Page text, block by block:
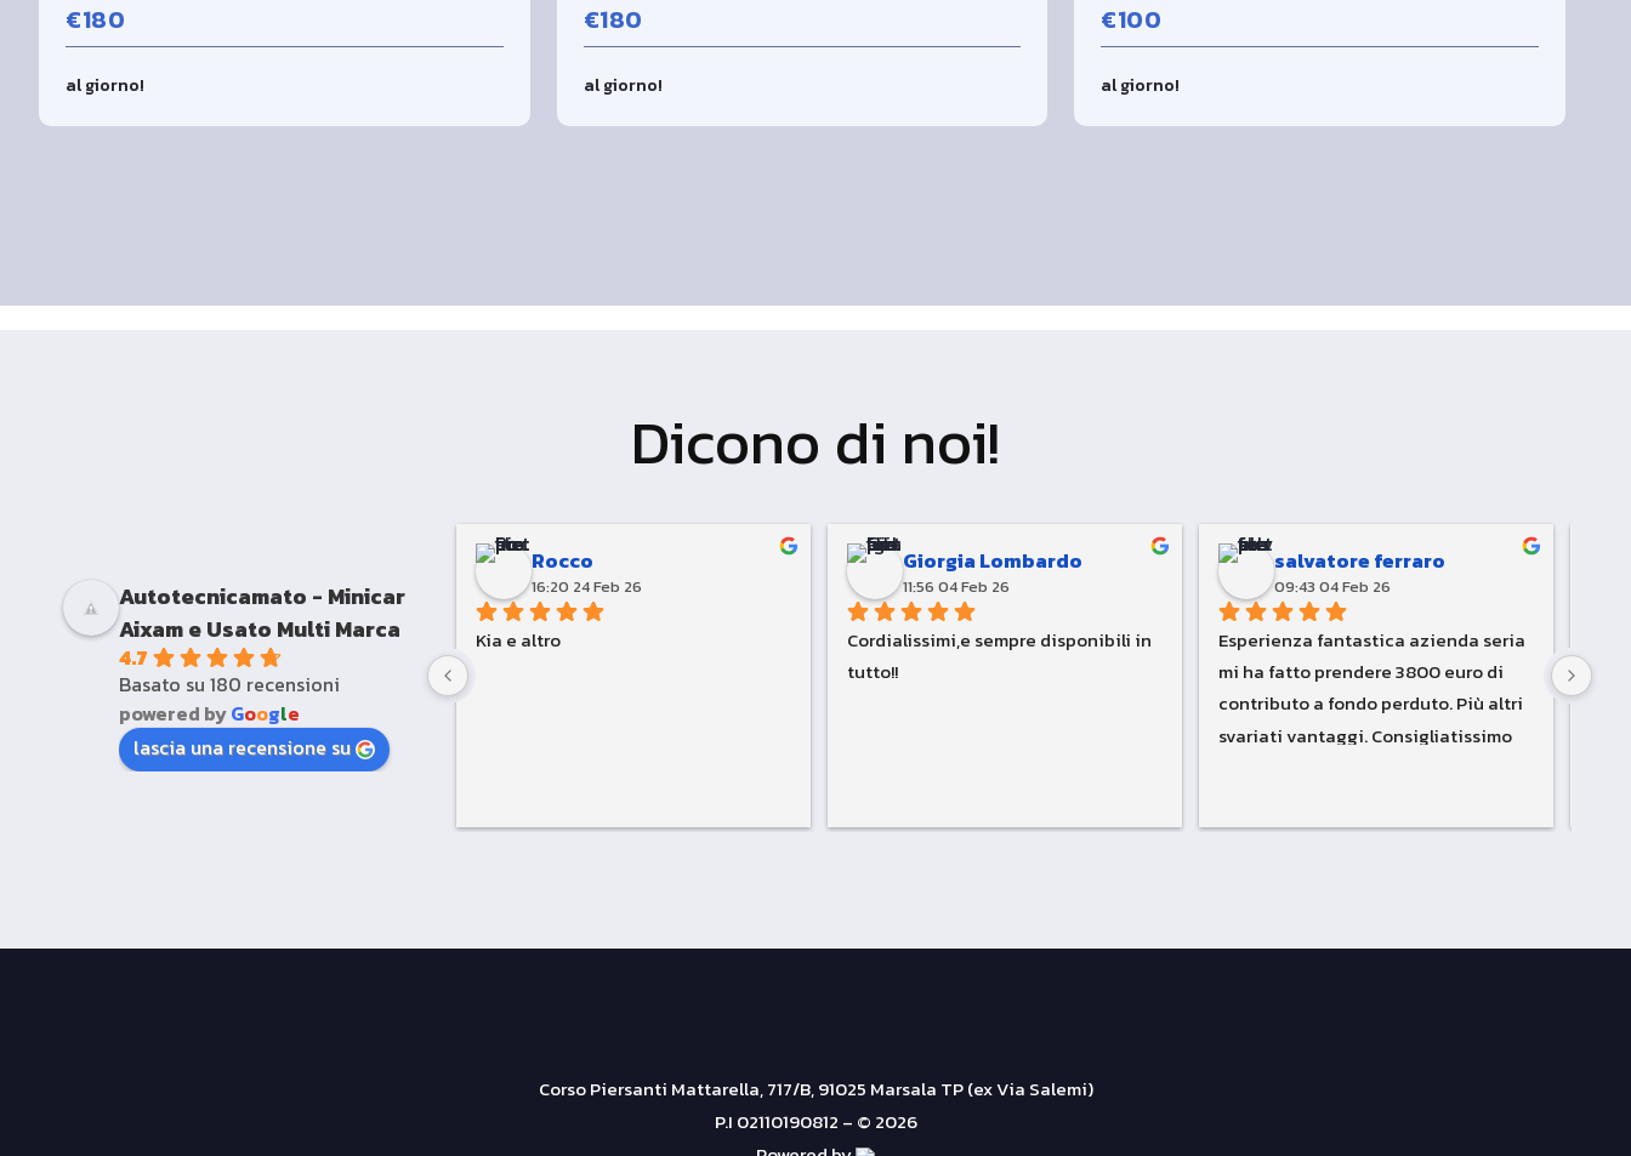
€180
al giorno!
€180
al giorno!
€100
al giorno!
Dicono di noi!
Autotecnicamato - Minicar
Aixam e Usato Multi Marca
4.7
Basato su 180 recensioni
powered byGoogle
lascia una recensione su
Rocco
16:20 24 Feb 26
Kia e altro
Giorgia Lombardo
11:56 04 Feb 26
Cordialissimi,e sempre disponibili in
tutto!!
salvatore ferraro
09:43 04 Feb 26
Esperienza fantastica azienda seria
mi ha fatto prendere 3800 euro di
contributo a fondo perduto. Più altri
svariati vantaggi. Consigliatissimo
stati
Corso Piersanti Mattarella, 717/B, 91025 Marsala TP (ex Via Salemi)
P.I 02110190812 – © 2026